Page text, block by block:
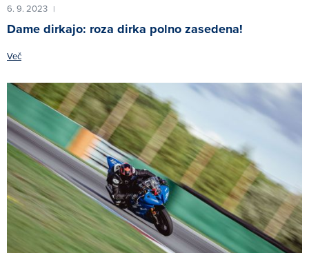
6. 9. 2023 |
Dame dirkajo: roza dirka polno zasedena!
Več